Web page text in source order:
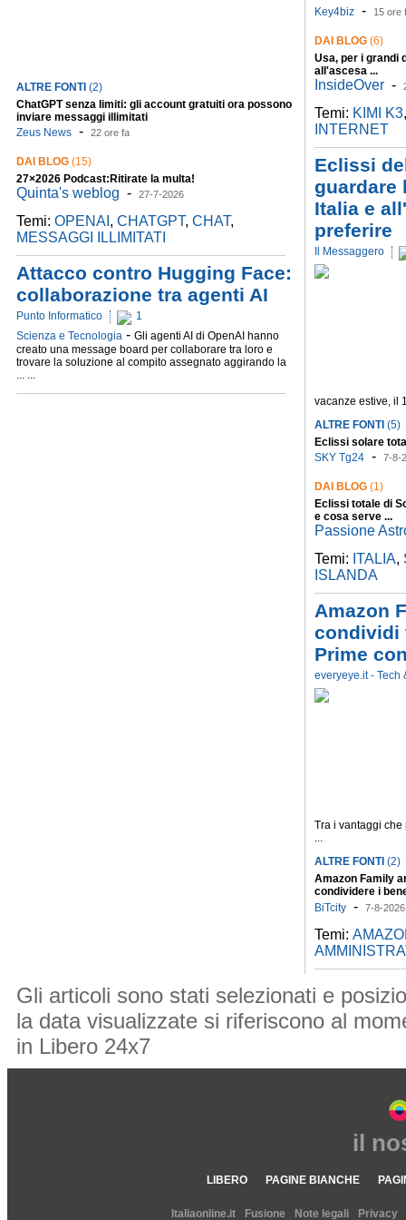
ALTRE FONTI (2)
ChatGPT senza limiti: gli account gratuiti ora possono
inviare messaggi illimitati
Zeus News - 22 ore fa
DAI BLOG (15)
27×2026 Podcast:Ritirate la multa!
Quinta's weblog - 27-7-2026
Temi: OPENAI , CHATGPT, CHAT,
MESSAGGI ILLIMITATI
Attacco contro Hugging Face:
collaborazione tra agenti AI
Punto Informatico
1
Scienza e Tecnologia - Gli agenti AI di OpenAI hanno
creato una message board per collaborare tra loro e
trovare la soluzione al compito assegnato aggirando la
... ...
Key4biz
Key4biz - 15 ore
DAI BLOG (6)
Usa, per i grandi
all'ascesa ...
InsideOver -
Temi: KIMI K3
INTERNET
Eclissi
guardare
Italia e
preferire
Il Messaggero
vacanze estive, il
ALTRE FONTI (5)
Eclissi solare
SKY Tg24 - 7-8-
DAI BLOG (1)
Eclissi totale di
e cosa serve ...
Passione
Temi: ITALIA,
ISLANDA
Amazon
condividi
Prime
everyeye.it - Tech
Tra i vantaggi
...
ALTRE FONTI (2)
Amazon Family
condividere i
privacy
BiTcity - 7-8-2026
Temi:
Gli articoli sono stati selezionati e
la data visualizzate si riferiscono al
in Libero 24x7
il
LIBERO PAGINE BIANCHE
Italiaonline.it Fusione Note legali Privacy